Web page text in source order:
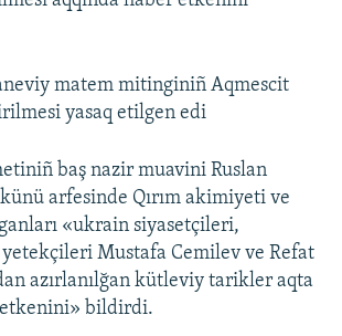
matem mitinginiñ Aqmescit
yasaq etilgen edi
baş nazir muavini Ruslan
künü arfesinde Qırım akimiyeti ve
«ukrain siyasetçileri,
yetekçileri Mustafa Cemilev ve Refat
azırlanılğan kütleviy tarikler aqta
bildirdi.